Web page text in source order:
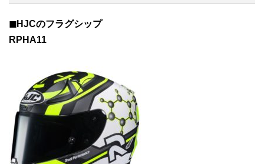
◼︎HJCのフラグシップ
RPHA11